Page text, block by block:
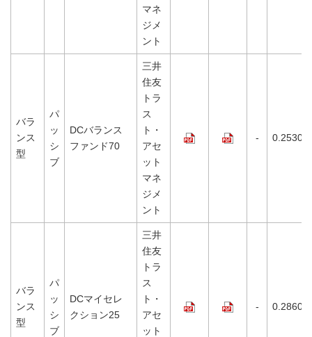
マネ
ジメ
ント
バラ
ンス
型
パ
ッ
シ
ブ
DCバランス
ファンド70
三井
住友
トラ
ス
ト・
アセ
ット
マネ
ジメ
ント
- 0.2530%
バラ
ンス
型
パ
ッ
シ
ブ
DCマイセレ
クション25
三井
住友
トラ
ス
ト・
アセ
ット
- 0.2860%